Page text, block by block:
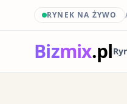
RYNEK NA ŻYWO
Bizmix.pl